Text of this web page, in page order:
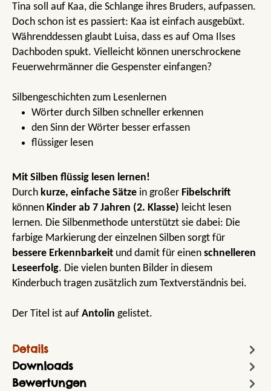
Tina soll auf Kaa, die Schlange ihres Bruders, aufpassen.
Doch schon ist es passiert: Kaa ist einfach ausgebüxt.
Währenddessen glaubt Luisa, dass es auf Oma Ilses
Dachboden spukt. Vielleicht können unerschrockene
Feuerwehrmänner die Gespenster einfangen?
Silbengeschichten zum Lesenlernen
Wörter durch Silben schneller erkennen
den Sinn der Wörter besser erfassen
flüssiger lesen
Mit Silben flüssig lesen lernen!
Durch kurze, einfache Sätze in großer Fibelschrift
können Kinder ab 7 Jahren (2. Klasse) leicht lesen
lernen. Die Silbenmethode unterstützt sie dabei: Die
farbige Markierung der einzelnen Silben sorgt für
bessere Erkennbarkeit und damit für einen schnelleren
Leseerfolg. Die vielen bunten Bilder in diesem
Kinderbuch tragen zusätzlich zum Textverständnis bei.
Der Titel ist auf Antolin gelistet.
Details
Downloads
Bewertungen